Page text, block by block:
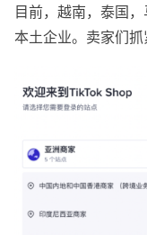
目前，越南，泰国
本土企业。卖家们抓